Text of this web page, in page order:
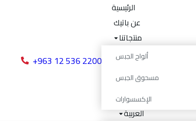
الرئيسية
عن باتيك
منتجاتنا
ألواح الجبس
مسحوق الجبس
الإكسسوارات
المكافآت
انضم إلينا
تواصل معنا
العربية
+963 12 536 2200